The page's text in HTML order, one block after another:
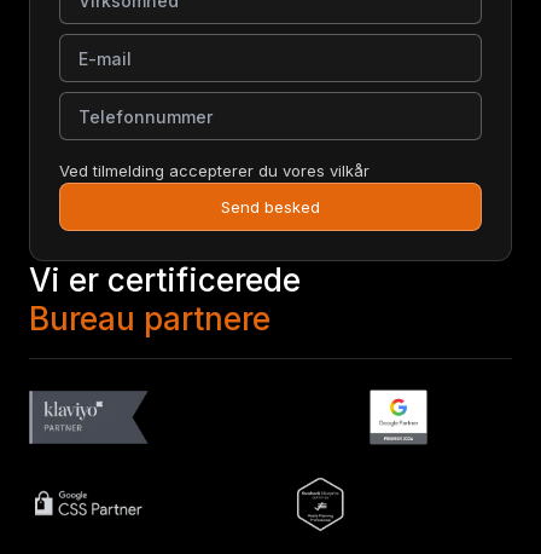
E-mail
Telefonnummer
Ved tilmelding accepterer du vores vilkår
Send besked
Vi er certificerede
Bureau partnere